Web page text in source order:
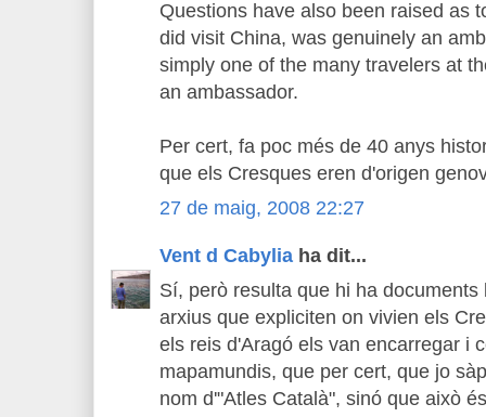
Questions have also been raised as
did visit China, was genuinely an
simply one of the many travelers at
an ambassador.
Per cert, fa poc més de 40 anys
que els Cresques eren d'origen
27 de maig, 2008 22:27
Vent d Cabylia ha dit...
Sí, però resulta que hi ha
arxius que expliciten on vivien els
els reis d'Aragó els van encarregar i
mapamundis, que per cert, que jo
nom d'"Atles Català", sinó que això